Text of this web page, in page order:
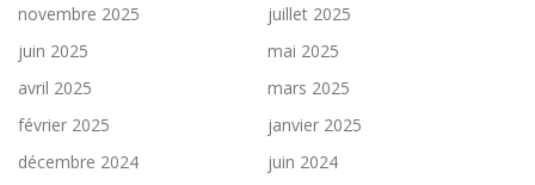
novembre 2025
juillet 2025
juin 2025
mai 2025
avril 2025
mars 2025
février 2025
janvier 2025
décembre 2024
juin 2024